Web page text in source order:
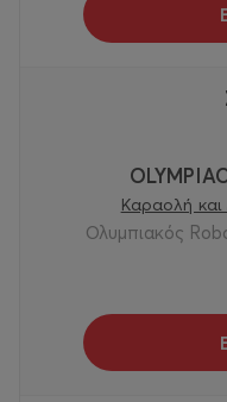
Καραολή και
Ολυμπιακός